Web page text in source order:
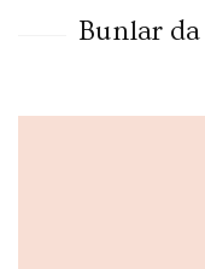
Bunlar